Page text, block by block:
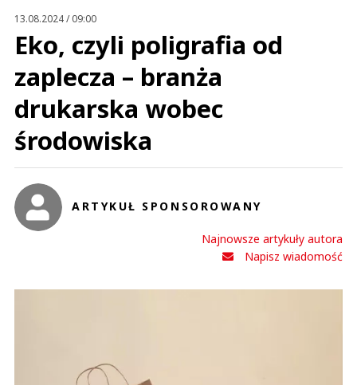
13.08.2024 / 09:00
Eko, czyli poligrafia od
zaplecza – branża
drukarska wobec
środowiska
ARTYKUŁ SPONSOROWANY
Najnowsze artykuły autora
Napisz wiadomość